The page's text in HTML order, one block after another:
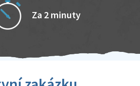
Za 2 minuty